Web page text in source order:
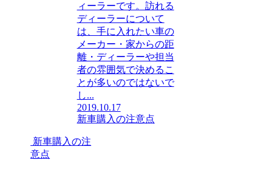
ィーラーです。訪れる
ディーラーについて
は、手に入れたい車の
メーカー・家からの距
離・ディーラーや担当
者の雰囲気で決めるこ
とが多いのではないで
し...
2019.10.17
新車購入の注意点
新車購入の注
意点